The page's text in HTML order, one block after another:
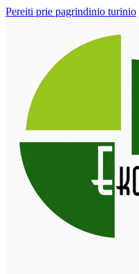
Pereiti prie pagrindinio turinio